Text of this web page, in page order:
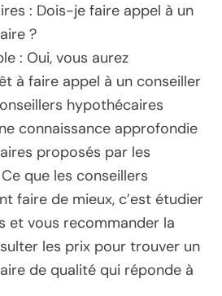
: Dois-je faire appel à un
?
: Oui, vous aurez
à faire appel à un conseiller
hypothécaires
connaissance approfondie
proposés par les
que les conseillers
faire de mieux, c’est étudier
et vous recommander la
les prix pour trouver un
de qualité qui réponde à